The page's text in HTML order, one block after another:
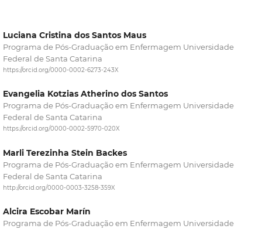
Luciana Cristina dos Santos Maus
Programa de Pós-Graduação em Enfermagem Universidade
Federal de Santa Catarina
https://orcid.org/0000-0002-6273-243X
Evangelia Kotzias Atherino dos Santos
Programa de Pós-Graduação em Enfermagem Universidade
Federal de Santa Catarina
https://orcid.org/0000-0002-5970-020X
Marli Terezinha Stein Backes
Programa de Pós-Graduação em Enfermagem Universidade
Federal de Santa Catarina
http://orcid.org/0000-0003-3258-359X
Alcira Escobar Marín
Programa de Pós-Graduação em Enfermagem Universidade